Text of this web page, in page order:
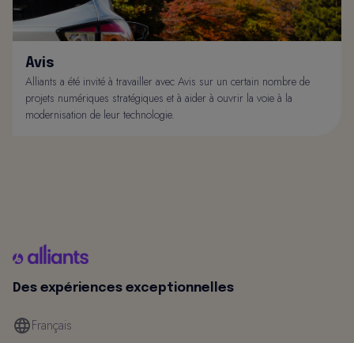
Avis
Alliants a été invité à travailler avec Avis sur un certain nombre de
projets numériques stratégiques et à aider à ouvrir la voie à la
modernisation de leur technologie.
Des expériences exceptionnelles
Français